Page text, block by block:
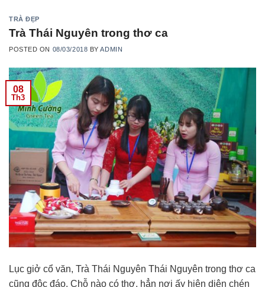
TRÀ ĐẸP
Trà Thái Nguyên trong thơ ca
POSTED ON 08/03/2018 BYADMIN
08
Th3
Lục giở cổ văn, Trà Thái Nguyên Thái Nguyên trong thơ ca
cũng độc đáo. Chỗ nào có thơ, hẳn nơi ấy hiện diện chén